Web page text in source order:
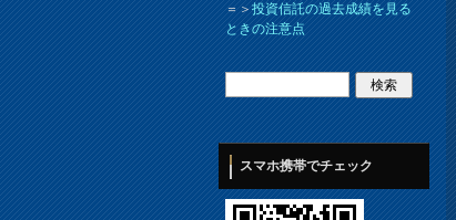
＝＞投資信託の過去成績を見る
ときの注意点
スマホ携帯でチェック